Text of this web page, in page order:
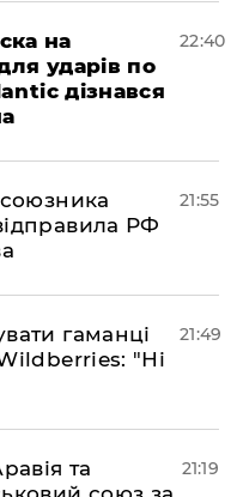
на
ударів по
дізнався
22:40
РФ
21:55
гаманці
"Ні
21:49
та
21:19